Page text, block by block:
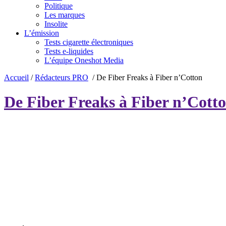
Politique
Les marques
Insolite
L’émission
Tests cigarette électroniques
Tests e-liquides
L’équipe Oneshot Media
Accueil /Rédacteurs PRO /De Fiber Freaks à Fiber n’Cotton
De Fiber Freaks à Fiber